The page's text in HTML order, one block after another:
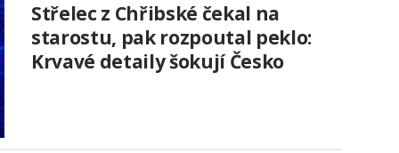
Střelec z Chřibské čekal na
starostu, pak rozpoutal peklo:
Krvavé detaily šokují Česko